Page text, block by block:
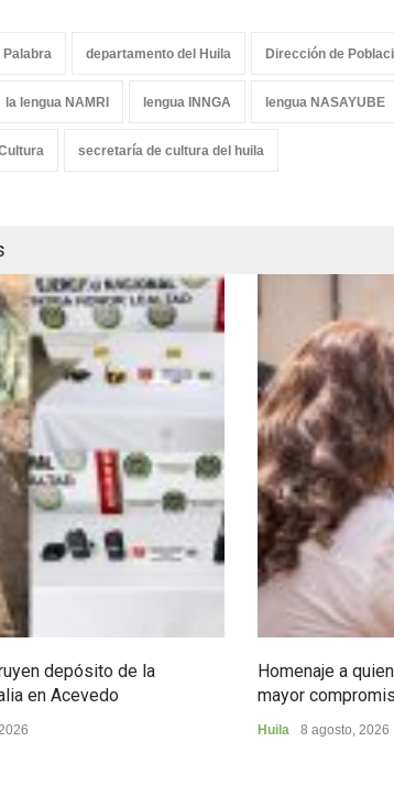
departamento del Huila Dirección de
la lengua NAMRI lengua INNGA lengua NASAYUBE
secretaría de cultura del huila
depósito de la
en Acevedo
Homenaje a
mayor
Huila 8 agosto, 2026